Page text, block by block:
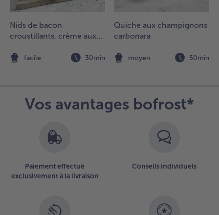
les
utiliser en
Nids de bacon
croustillants, crème aux
crevettes et grenade
facile 30min
Quiche aux champignons
carbonara
moyen 50min
Vos avantages bofrost*
Paiement effectué
exclusivement à la livraison
Conseils individuels